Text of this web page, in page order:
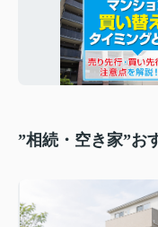
”相続・空き家”お